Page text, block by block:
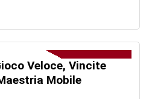
Veloce, Vincite
Mobile